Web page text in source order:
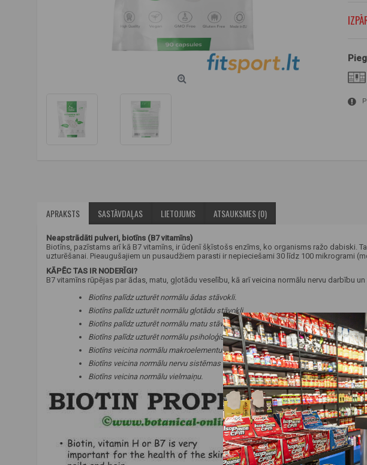
APRAKSTS SASTĀVDAĻAS LIETOJUMS ATSAUKSMES (0)
Neapstrādāti pulveri, biotīns (B7 vitamīns)
Biotīns, pazīstams arī kā B7 vitamīns, ir ūdenī šķīstošs enzīms, ko organisms ražo dabiski.
uzturēšanai. Pieaugušajiem un pusaudžiem parasti ir nepieciešami 30 līdz 100 mikrogrami
KĀPĒC TAS IR NODERĪGI?
B7 vitamīns rūpējas par ādas, matu, gļotādu veselību, kā arī veicina normālu nervu darbību un
Biotīns palīdz uzturēt normālu ādas stāvokli.
Biotīns palīdz uzturēt normālu gļotādu stāvokli.
Biotīns palīdz uzturēt normālu matu stāvokli.
Biotīns palīdz uzturēt normālu psiholoģisko funkciju.
Biotīns veicina normālu makroelementu metabolismu.
Biotīns veicina normālu nervu sistēmas darbību.
Biotīns veicina normālu vielmaiņu.